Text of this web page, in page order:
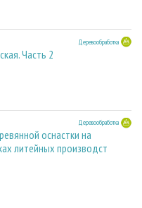
Деревообработка
Часть 2
Деревообработка
оснастки на
литейных производст